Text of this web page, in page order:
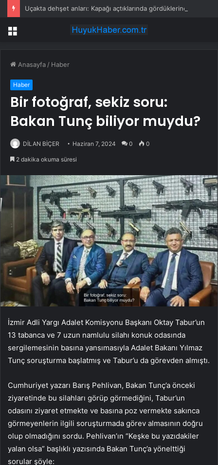
Menü
Anasayfa / Haber
Haber
Bir fotoğraf, sekiz soru:
Bakan Tunç biliyor muydu?
DİLAN BİÇER Haziran 7, 2024 0 0
2 dakika okuma süresi
İzmir Adli Yargı Adalet Komisyonu Başkanı Oktay Tabur’un
13 tabanca ve 7 uzun namlulu silahı konuk odasında
sergilemesinin basına yansımasıyla Adalet Bakanı Yılmaz
Tunç soruşturma başlatmış ve Tabur’u da görevden almıştı.
Cumhuriyet yazarı Barış Pehlivan, Bakan Tunç’a önceki
ziyaretinde bu silahları görüp görmediğini, Tabur’un
odasını ziyaret etmekte ve basına poz vermekte sakınca
görmeyenlerin ilgili soruşturmada görev almasının doğru
olup olmadığını sordu. Pehlivan’ın “Keşke bu yazıdakiler
yalan olsa” başlıklı yazısında Bakan Tunç’a yönelttiği
sorular şöyle: